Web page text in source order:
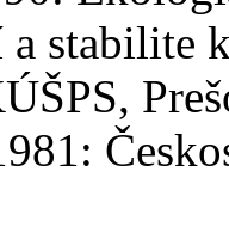
stabilite